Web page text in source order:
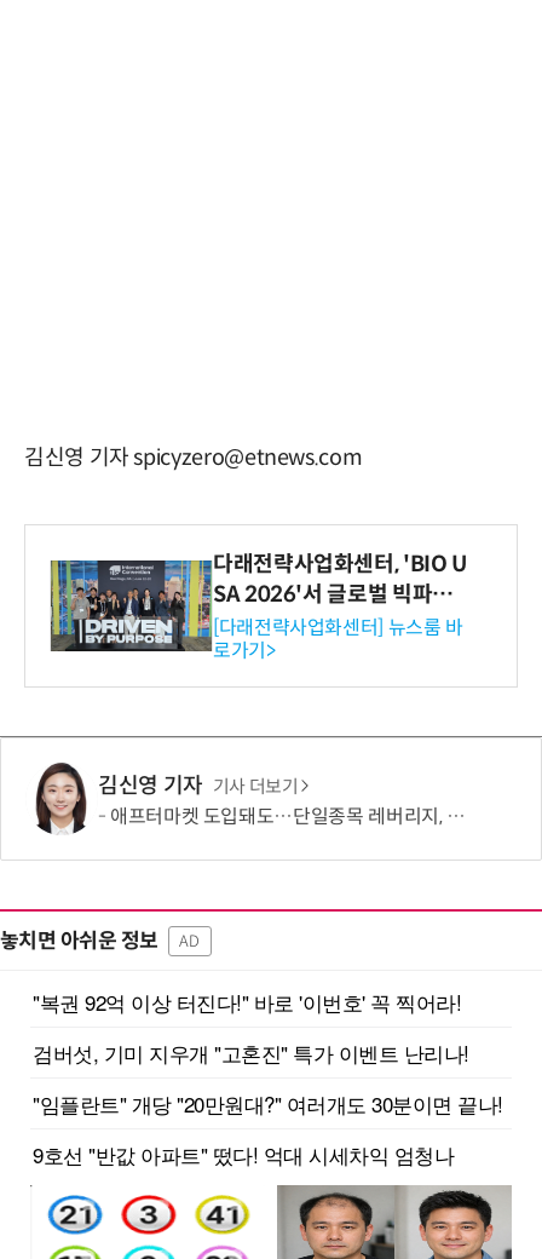
김신영 기자 spicyzero@etnews.com
다래전략사업화센터, 'BIO U
SA 2026'서 글로벌 빅파마
와의 비즈니스 미팅 지원…K
-바이오 해외 진출 교두보 확
보
[다래전략사업화센터] 뉴스룸 바
로가기>
김신영 기자 기사 더보기
애프터마켓 도입돼도…단일종목 레버리지, 거래 가능성 희박
놓치면 아쉬운 정보 AD